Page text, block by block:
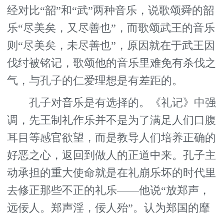
经对比“韶”和“武”两种音乐，说歌颂舜的韶
乐“尽美矣，又尽善也”，而歌颂武王的音乐
则“尽美矣，未尽善也”，原因就在于武王因
伐纣被铭记，歌颂他的音乐里难免有杀伐之
气，与孔子的仁爱理想是有差距的。
孔子对音乐是有选择的。《礼记》中强
调，先王制礼作乐并不是为了满足人们口腹
耳目等感官欲望，而是教导人们培养正确的
好恶之心，返回到做人的正道中来。孔子主
动承担的重大使命就是在礼崩乐坏的时代里
去修正那些不正的礼乐——他说“放郑声，
远佞人。郑声淫，佞人殆”。认为郑国的靡